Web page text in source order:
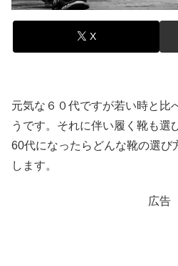
X
元気な６０代ですが若い時と比
うです。それに伴い履く靴も選
60代になったらどんな靴の選び
します。
広告